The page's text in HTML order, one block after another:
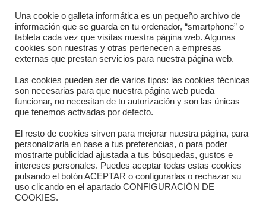
Directorio departamentos
Horario
Formulario de contacto
Copyright © 2025 FTCV
Una cookie o galleta informática es un pequeño archivo de
información que se guarda en tu ordenador, “smartphone” o
tableta cada vez que visitas nuestra página web. Algunas
cookies son nuestras y otras pertenecen a empresas
externas que prestan servicios para nuestra página web.
Las cookies pueden ser de varios tipos: las cookies técnicas
son necesarias para que nuestra página web pueda
funcionar, no necesitan de tu autorización y son las únicas
que tenemos activadas por defecto.
El resto de cookies sirven para mejorar nuestra página, para
personalizarla en base a tus preferencias, o para poder
mostrarte publicidad ajustada a tus búsquedas, gustos e
intereses personales. Puedes aceptar todas estas cookies
pulsando el botón ACEPTAR o configurarlas o rechazar su
uso clicando en el apartado CONFIGURACIÓN DE
COOKIES.